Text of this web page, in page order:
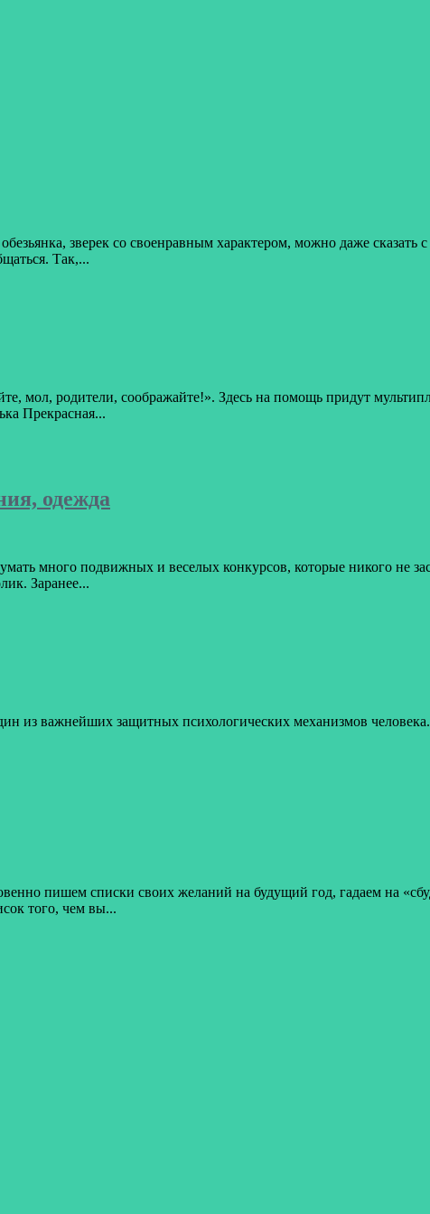
зверек со своенравным характером, можно даже
Так,...
мол, родители, соображайте!». Здесь на помощь придут
Прекрасная...
одежда
много подвижных и веселых конкурсов, которые никого не
Заранее...
из важнейших защитных психологических механизмов
пишем списки своих желаний на будущий год, гадаем на
того, чем вы...